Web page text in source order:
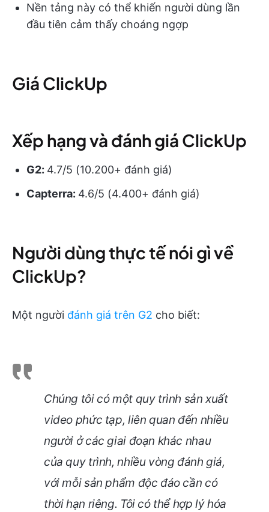
Nền tảng này có thể khiến người dùng lần
đầu tiên cảm thấy choáng ngợp
Giá ClickUp
Xếp hạng và đánh giá ClickUp
G2: 4.7/5 (10.200+ đánh giá)
Capterra: 4.6/5 (4.400+ đánh giá)
Người dùng thực tế nói gì về
ClickUp?
Một người đánh giá trên G2 cho biết:
Chúng tôi có một quy trình sản xuất
video phức tạp, liên quan đến nhiều
người ở các giai đoạn khác nhau
của quy trình, nhiều vòng đánh giá,
với mỗi sản phẩm độc đáo cần có
thời hạn riêng. Tôi có thể hợp lý hóa